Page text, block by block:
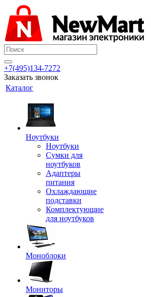
+7(495)134-7272
Заказать звонок
Каталог
Ноутбуки
Ноутбуки
Сумки для
ноутбуков
Адаптеры
питания
Охлаждающие
подставки
Комплектующие
для ноутбуков
Моноблоки
Мониторы